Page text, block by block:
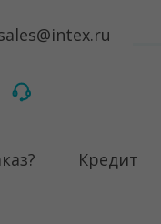
Кредит